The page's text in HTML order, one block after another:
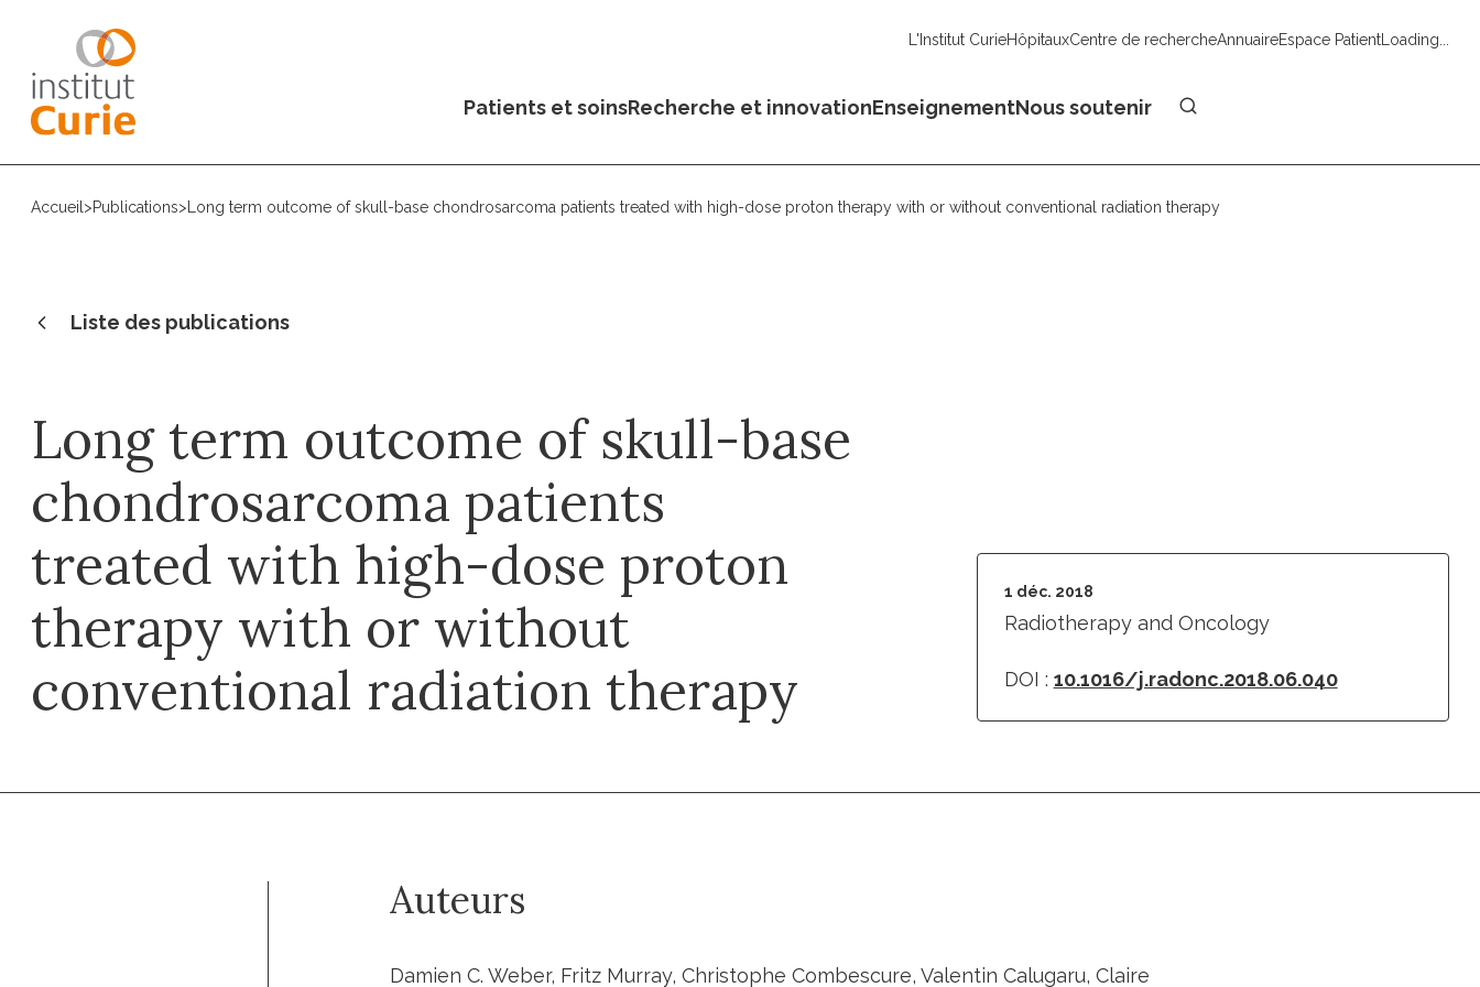
L'Institut CurieHôpitauxCentre de rechercheAnnuaireEspace PatientLoading...
Patients et soinsRecherche et innovationEnseignementNous soutenir
Accueil >Publications> Long term outcome of skull-base chondrosarcoma patients treated with high-dose proton therapy with or without conventional radiation therapy
Liste des publications
Long term outcome of skull-base
chondrosarcoma patients
treated with high-dose proton
therapy with or without
conventional radiation therapy
1 déc. 2018
Radiotherapy and Oncology
DOI : 10.1016/j.radonc.2018.06.040
Auteurs
Damien C. Weber, Fritz Murray, Christophe Combescure, Valentin Calugaru, Claire